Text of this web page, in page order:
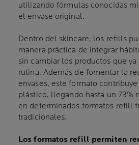
utilizando fórmulas conocidas
el envase original.
Dentro del skincare, los refills
manera práctica de integrar
sin cambiar los productos que
rutina. Además de fomentar la
envases, este formato
plástico, llegando hasta un 73%
en determinados formatos refill
tradicionales.
Los formatos refill permiten